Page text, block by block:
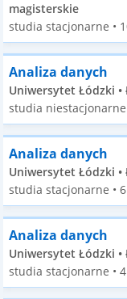
magisterskie
studia stacjonarne •
Analiza danych
Uniwersytet Łódzki •
studia
Analiza danych
Uniwersytet Łódzki •
studia stacjonarne •
Analiza danych
Uniwersytet Łódzki •
studia stacjonarne •